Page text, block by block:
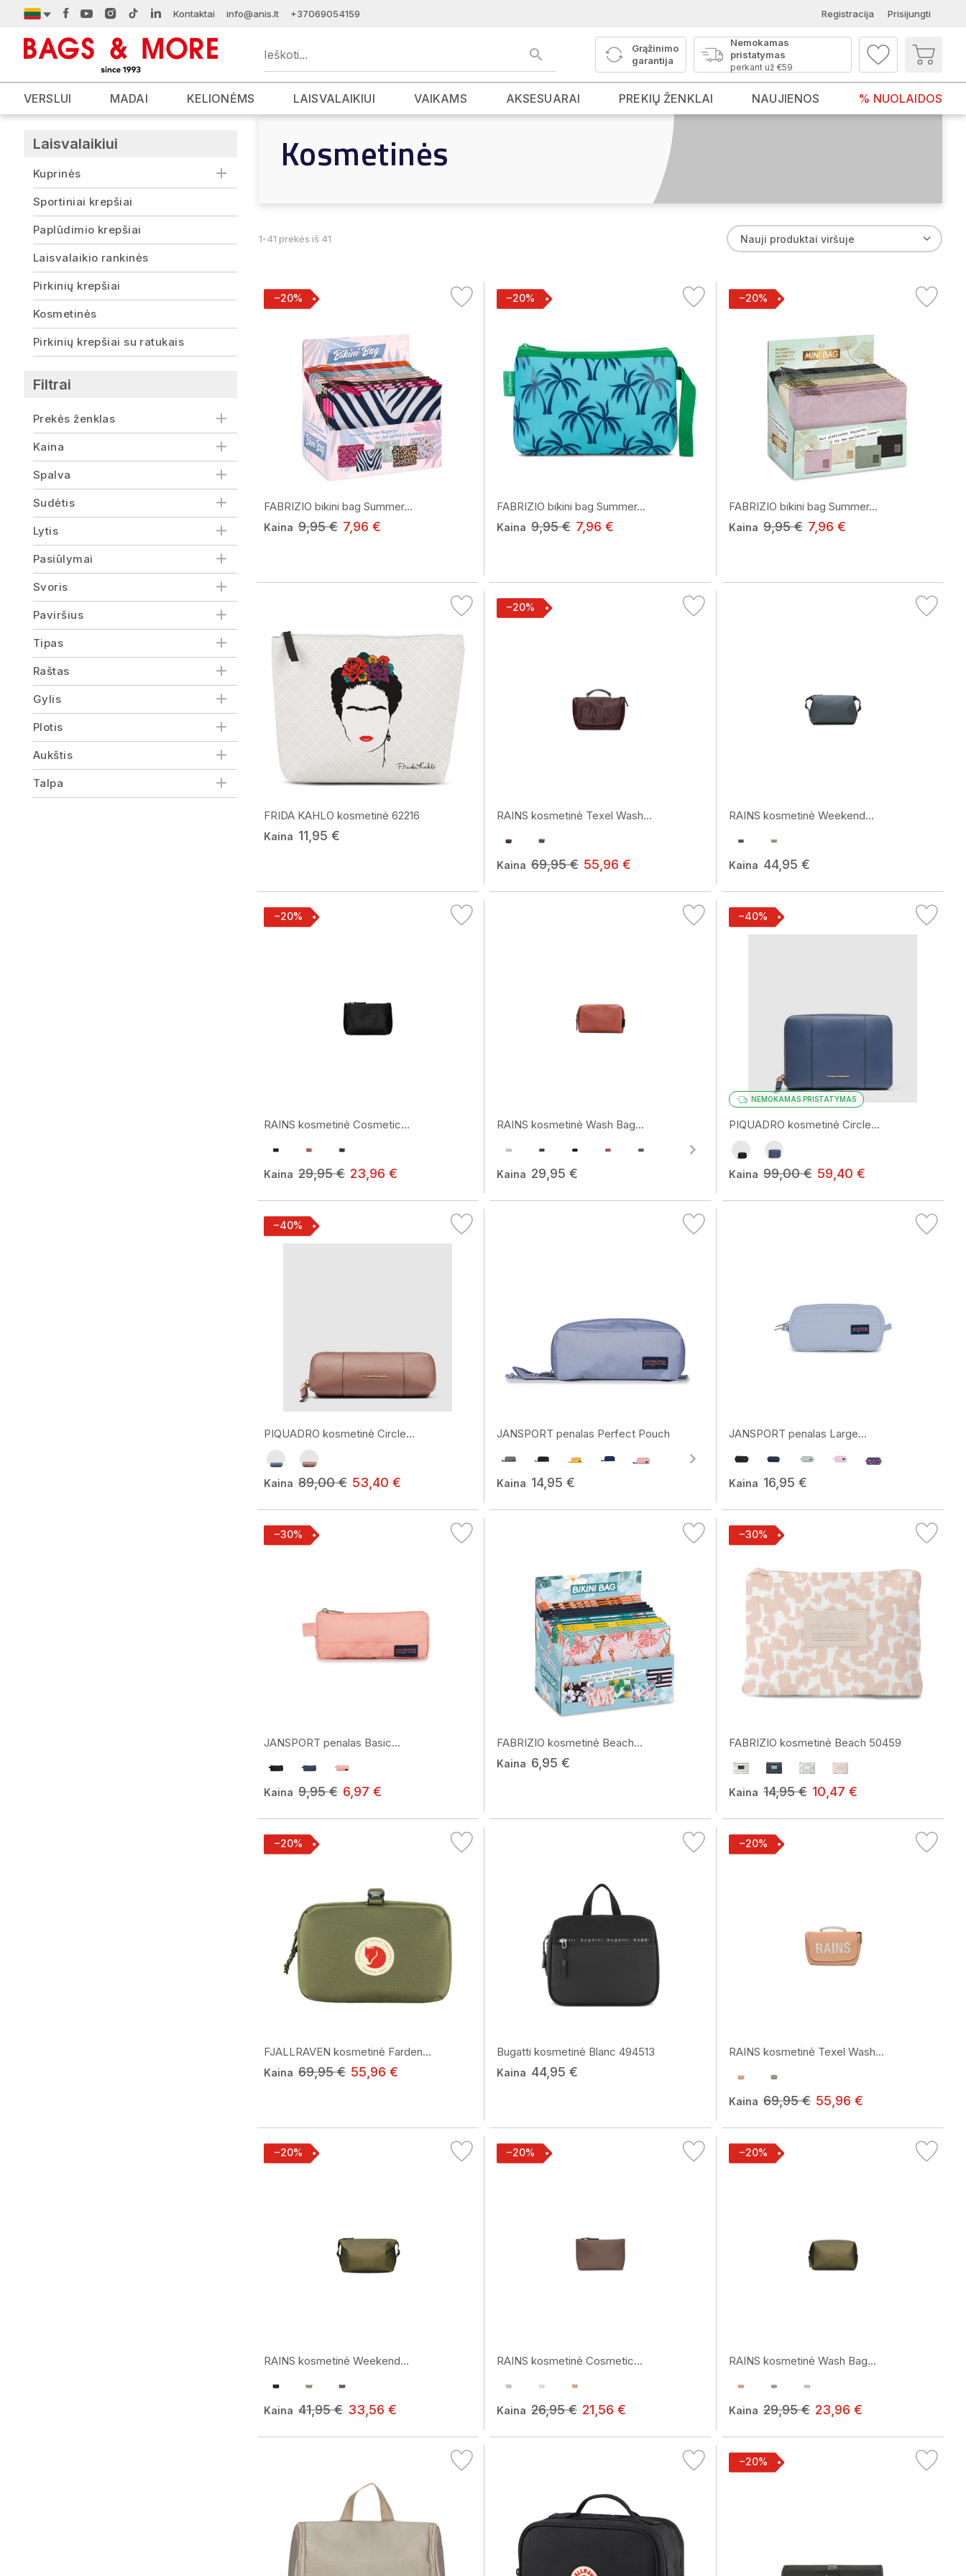
Kontaktai info@anis.lt +37069054159 Registracija Prisijungti
Grąžinimo
garantija
Nemokamas
pristatymas
perkant už €59
VERSLUI MADAI KELIONĖMS LAISVALAIKIUI VAIKAMS AKSESUARAI PREKIŲ ŽENKLAI NAUJIENOS % NUOLAIDOS
Laisvalaikiui
Kuprinės
Sportiniai krepšiai
Paplūdimio krepšiai
Laisvalaikio rankinės
Pirkinių krepšiai
Kosmetinės
Pirkinių krepšiai su ratukais
Filtrai
Prekės ženklas
Kaina
Spalva
Sudėtis
Lytis
Pasiūlymai
Svoris
Paviršius
Tipas
Raštas
Gylis
Plotis
Aukštis
Talpa
Kosmetinės
1-41 prekės iš 41 Nauji produktai viršuje
−20%
FABRIZIO bikini bag Summer...
Kaina 9,95 € 7,96 €
−20%
FABRIZIO bikini bag Summer...
Kaina 9,95 € 7,96 €
−20%
FABRIZIO bikini bag Summer...
Kaina 9,95 € 7,96 €
FRIDA KAHLO kosmetinė 62216
Kaina 11,95 €
−20%
RAINS kosmetinė Texel Wash...
Kaina 69,95 € 55,96 €
RAINS kosmetinė Weekend...
Kaina 44,95 €
−20%
RAINS kosmetinė Cosmetic...
Kaina 29,95 € 23,96 €
RAINS kosmetinė Wash Bag...
Kaina 29,95 €
−40%
NEMOKAMAS PRISTATYMAS
PIQUADRO kosmetinė Circle...
Kaina 99,00 € 59,40 €
−40%
PIQUADRO kosmetinė Circle...
Kaina 89,00 € 53,40 €
JANSPORT penalas Perfect Pouch
Kaina 14,95 €
JANSPORT penalas Large...
Kaina 16,95 €
−30%
JANSPORT penalas Basic...
Kaina 9,95 € 6,97 €
FABRIZIO kosmetinė Beach...
Kaina 6,95 €
−30%
FABRIZIO kosmetinė Beach 50459
Kaina 14,95 € 10,47 €
−20%
FJALLRAVEN kosmetinė Farden...
Kaina 69,95 € 55,96 €
Bugatti kosmetinė Blanc 494513
Kaina 44,95 €
−20%
RAINS kosmetinė Texel Wash...
Kaina 69,95 € 55,96 €
−20%
RAINS kosmetinė Weekend...
Kaina 41,95 € 33,56 €
−20%
RAINS kosmetinė Cosmetic...
Kaina 26,95 € 21,56 €
−20%
RAINS kosmetinė Wash Bag...
Kaina 29,95 € 23,96 €
−20%